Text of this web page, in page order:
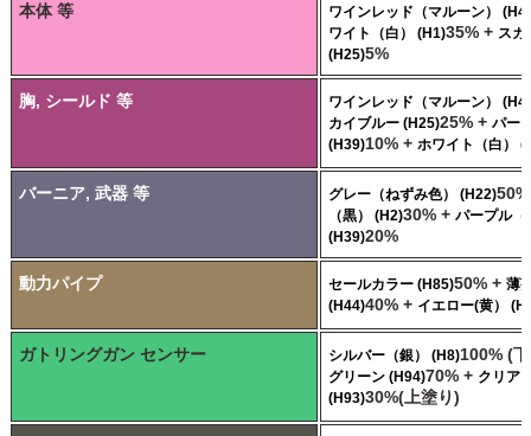
本体 等
ワインレッド（マルーン）
ワイト（白） (H1)35% + スカ
(H25)5%
胸, シールド 等
ワインレッド（マルーン）
カイブルー (H25)25% + パー
(H39)10% + ホワイト（白）
バーニア, 武器 等 グレー（ねずみ色） (H22)
（黒） (H2)30% + パープル（
(H39)20%
動力パイプ セールカラー (H85)50% + 薄
(H44)40% + イエロー(黄）
ガトリングガン センサー シルバー（銀） (H8)100% (
グリーン (H94)70% + クリア
(H93)30%(上塗り)